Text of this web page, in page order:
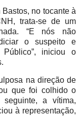
no tocante à
trata-se de um
“E nós não
o suspeito e
iniciou o
na direção de
que foi colhido o
a vítima,
à representação,